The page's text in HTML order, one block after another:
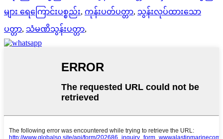
များ ရေကြောင်းပစ္စည်း, ကုန်းပတ်ပတ္တာ, သွန်းလုပ်ထားသော
ပတ္တာ, သံမဏိသွန်းပတ္တာ,